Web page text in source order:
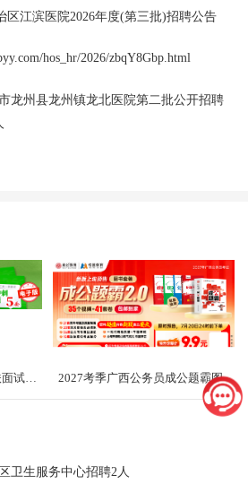
区江滨医院2026年度(第三批)招聘公告
hos_hr/2026/zbqY8Gbp.html
龙州县龙州镇龙北医院第二批公开招聘
【图书】2026广西三支一扶面试考前冲刺卷（共5套） 2027考季广西公务员成公题霸图书礼盒2.0
卫生服务中心招聘2人